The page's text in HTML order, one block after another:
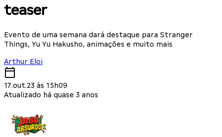
teaser
Evento de uma semana dará destaque para Stranger
Things, Yu Yu Hakusho, animações e muito mais
Arthur Eloi
17.out.23 às 15h09
Atualizado há quase 3 anos